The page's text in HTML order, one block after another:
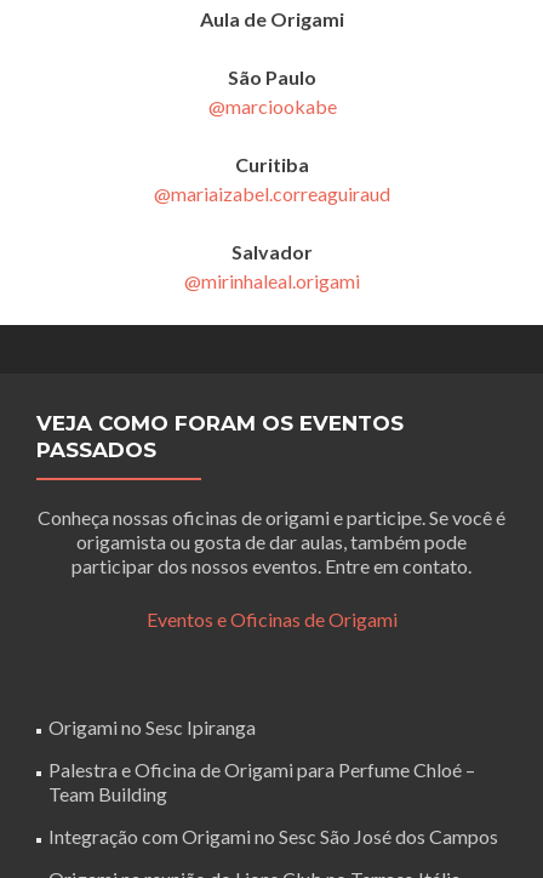
Aula de Origami
São Paulo
@marciookabe
Curitiba
@mariaizabel.correaguiraud
Salvador
@mirinhaleal.origami
VEJA COMO FORAM OS EVENTOS
PASSADOS
Conheça nossas oficinas de origami e participe. Se você é
origamista ou gosta de dar aulas, também pode
participar dos nossos eventos. Entre em contato.
Eventos e Oficinas de Origami
Origami no Sesc Ipiranga
Palestra e Oficina de Origami para Perfume Chloé –
Team Building
Integração com Origami no Sesc São José dos Campos